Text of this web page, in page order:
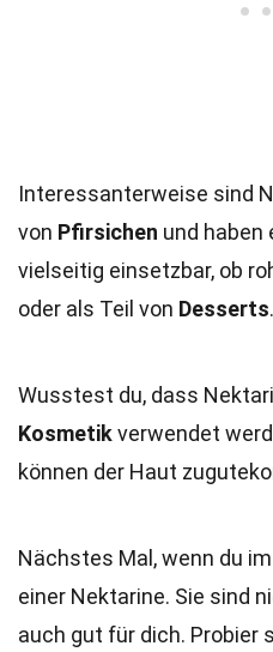
Interessanterweise sind
von Pfirsichen und haben
vielseitig einsetzbar, ob
oder als Teil von Desserts.
Wusstest du, dass
Kosmetikverwendet
können der Haut
Nächstes Mal, wenn du
einer Nektarine. Sie sind
auch gut für dich. Probier